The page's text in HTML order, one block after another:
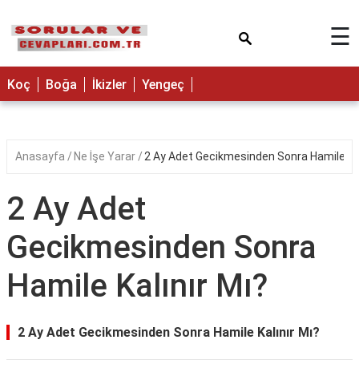
☰
Koç Boğa İkizler Yengeç
Anasayfa Ne İşe Yarar 2 Ay Adet Gecikmesinden Sonra Hamile
2 Ay Adet
Gecikmesinden Sonra
Hamile Kalınır Mı?
2 Ay Adet Gecikmesinden Sonra Hamile Kalınır Mı?